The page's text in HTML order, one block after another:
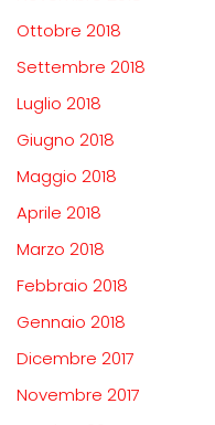
Ottobre 2018
Settembre 2018
Luglio 2018
Giugno 2018
Maggio 2018
Aprile 2018
Marzo 2018
Febbraio 2018
Gennaio 2018
Dicembre 2017
Novembre 2017